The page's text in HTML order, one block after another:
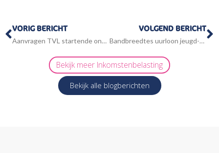
Vorige
VORIG BERICHT
Aanvragen TVL startende ondernemers
VOLGEND BERICHT
Bandbreedtes uurloon jeugd-LIV 2022
Bekijk meer Inkomstenbelasting
Bekijk alle blogberichten